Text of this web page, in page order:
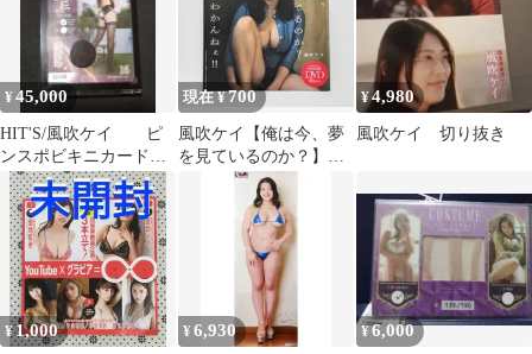
¥45,000
HIT'S/風吹ケイ ピ
ンスポビキニカード
センター最高部位
現在 ¥700
風吹ケイ【俺は今、夢
を見ているのか？】
DVD 40分 週刊プレイ
ボーイ特別付録
¥4,980
風吹ケイ 切り抜き
¥1,000 ¥6,930 ¥6,000